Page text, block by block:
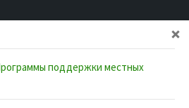
поддержки местных